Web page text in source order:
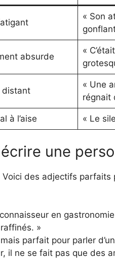
« Son
absurde
«
distant
« Une
régnait
à l’aise « Le
une
Voici des adjectifs parfaits
en
»
parfait pour parler
il ne se fait pas que des